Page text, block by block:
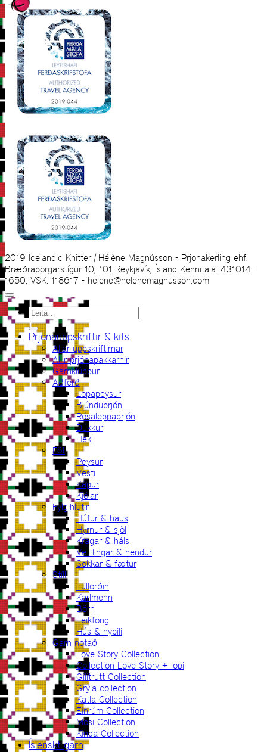
2019 Icelandic Knitter | Hélène Magnússon - Prjonakerling ehf.
Bræðraborgarstígur 10, 101 Reykjavík, Ísland Kennitala: 431014-
1650, VSK: 118617 - helene@helenemagnusson.com
Leita
eftir:
Prjónauppskriftir & kits
Allar uppskriftirnar
Allir prjónapakkarnir
Garnklúbbur
Aðferð
Lopapeysur
Blúnduprjón
Rósaleppaprjón
Dúkkur
Hekl
Föt
Peysur
Vesti
Kápur
Kjólar
Fylgihlutir
Húfur & haus
Hyrnur & sjöl
Kragar & háls
Vettlingar & hendur
Sokkar & fætur
Stíll
Fullorðin
Karlmenn
Börn
Leikföng
Hús & hybili
Garn notað
Love Story Collection
Collection Love Story + lopi
Gilitrutt Collection
Grýla collection
Katla Collection
Einrúm Collection
Mosi Collection
Kinda Collection
Íslenskt garn